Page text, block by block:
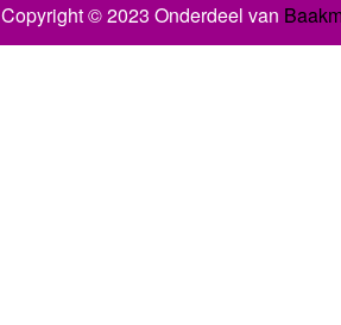
Copyright © 2023 Onderdeel van